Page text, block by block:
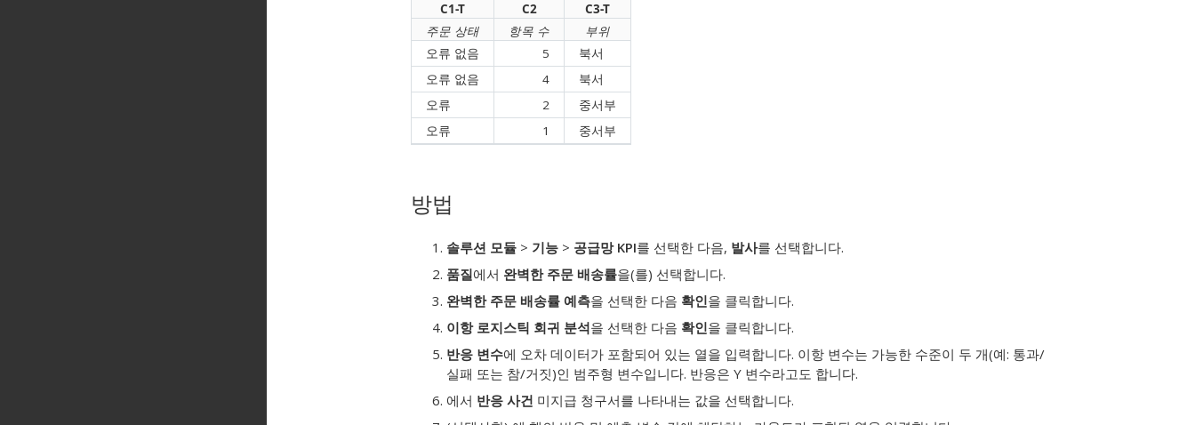
C1-T C2
C3-T
주문 상태
항목 수
부위
오류 없음
5
북서
오류 없음
4
북서
오류
2
중서부
오류
1 중서부
방법
솔루션 모듈 > 기능 > 공급망 KPI를 선택한 다음, 발사를 선택합니다.
품질에서 완벽한 주문 배송률을(를) 선택합니다.
완벽한 주문 배송률 예측을 선택한 다음 확인을 클릭합니다.
이항 로지스틱 회귀 분석을 선택한 다음 확인을 클릭합니다.
반응 변수에 오차 데이터가 포함되어 있는 열을 입력합니다. 이항 변수는 가능한 수준이 두 개(예: 통과/
실패 또는 참/거짓)인 범주형 변수입니다. 반응은 Y 변수라고도 합니다.
에서 반응 사건 미지급 청구서를 나타내는 값을 선택합니다.